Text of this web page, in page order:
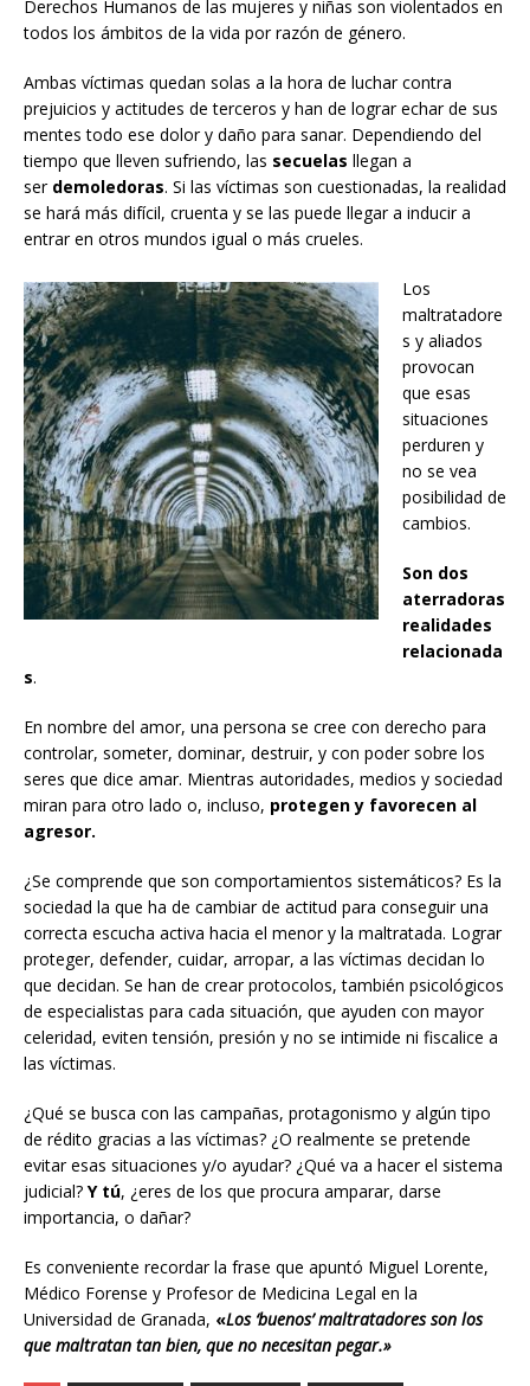
Derechos Humanos de las mujeres y niñas son violentados en
todos los ámbitos de la vida por razón de género.
Ambas víctimas quedan solas a la hora de luchar contra
prejuicios y actitudes de terceros y han de lograr echar de sus
mentes todo ese dolor y daño para sanar. Dependiendo del
tiempo que lleven sufriendo, las secuelas llegan a
ser demoledoras. Si las víctimas son cuestionadas, la realidad
se hará más difícil, cruenta y se las puede llegar a inducir a
entrar en otros mundos igual o más crueles.
Los
maltratadore
s y aliados
provocan
que esas
situaciones
perduren y
no se vea
posibilidad de
cambios.
Son dos
aterradoras
realidades
relacionada
s.
En nombre del amor, una persona se cree con derecho para
controlar, someter, dominar, destruir, y con poder sobre los
seres que dice amar. Mientras autoridades, medios y sociedad
miran para otro lado o, incluso, protegen y favorecen al
agresor.
¿Se comprende que son comportamientos sistemáticos? Es la
sociedad la que ha de cambiar de actitud para conseguir una
correcta escucha activa hacia el menor y la maltratada. Lograr
proteger, defender, cuidar, arropar, a las víctimas decidan lo
que decidan. Se han de crear protocolos, también psicológicos
de especialistas para cada situación, que ayuden con mayor
celeridad, eviten tensión, presión y no se intimide ni fiscalice a
las víctimas.
¿Qué se busca con las campañas, protagonismo y algún tipo
de rédito gracias a las víctimas? ¿O realmente se pretende
evitar esas situaciones y/o ayudar? ¿Qué va a hacer el sistema
judicial? Y tú, ¿eres de los que procura amparar, darse
importancia, o dañar?
Es conveniente recordar la frase que apuntó Miguel Lorente,
Médico Forense y Profesor de Medicina Legal en la
Universidad de Granada, «Los ‘buenos’ maltratadores son los
que maltratan tan bien, que no necesitan pegar.»